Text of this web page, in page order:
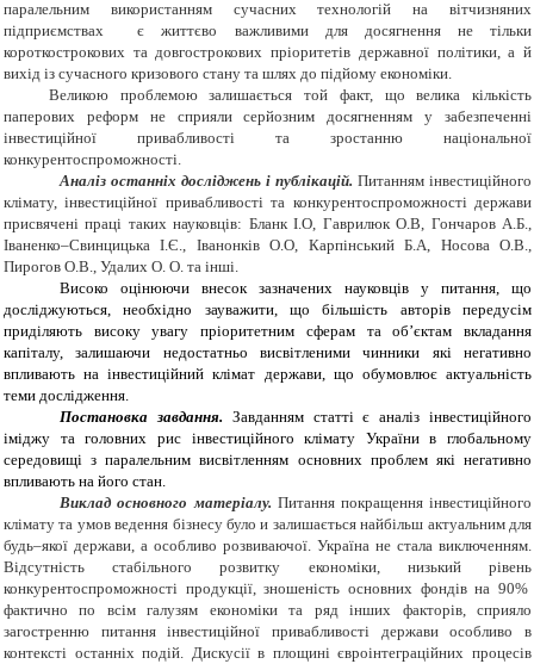
паралельним використанням сучасних технологій на вітчизняних
підприємствах є життєво важливими для досягнення не тільки
короткострокових та довгострокових пріоритетів державної політики, а й
вихід із сучасного кризового стану та шлях до підйому економіки.
Великою проблемою залишається той факт, що велика кількість
паперових реформ не сприяли серйозним досягненням у забезпеченні
інвестиційної привабливості та зростанню національної
конкурентоспроможності.
Аналіз останніх досліджень і публікацій. Питанням інвестиційного
клімату, інвестиційної привабливості та конкурентоспроможності держави
присвячені праці таких науковців: Бланк І.О, Гаврилюк О.В, Гончаров А.Б.,
Іваненко–Свинцицька І.Є., Іванонків О.О, Карпінський Б.А, Носова О.В.,
Пирогов О.В., Удалих О. О. та інші.
Високо оцінюючи внесок зазначених науковців у питання, що
досліджуються, необхідно зауважити, що більшість авторів передусім
приділяють високу увагу пріоритетним сферам та об’єктам вкладання
капіталу, залишаючи недостатньо висвітленими чинники які негативно
впливають на інвестиційний клімат держави, що обумовлює актуальність
теми дослідження.
Постановка завдання. Завданням статті є аналіз інвестиційного
іміджу та головних рис інвестиційного клімату України в глобальному
середовищі з паралельним висвітленням основних проблем які негативно
впливають на його стан.
Виклад основного матеріалу. Питання покращення інвестиційного
клімату та умов ведення бізнесу було и залишається найбільш актуальним для
будь–якої держави, а особливо розвиваючої. Україна не стала виключенням.
Відсутність стабільного розвитку економіки, низький рівень
конкурентоспроможності продукції, зношеність основних фондів на 90%
фактично по всім галузям економіки та ряд інших факторів, сприяло
загостренню питання інвестиційної привабливості держави особливо в
контексті останніх подій. Дискусії в площині євроінтеграційних процесів